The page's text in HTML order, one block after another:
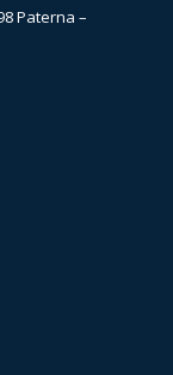
Paterna –